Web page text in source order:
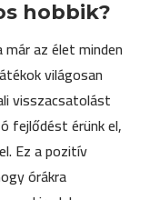
hobbik?
az élet minden
világosan
visszacsatolást
fejlődést érünk el,
Ez a pozitív
órákra